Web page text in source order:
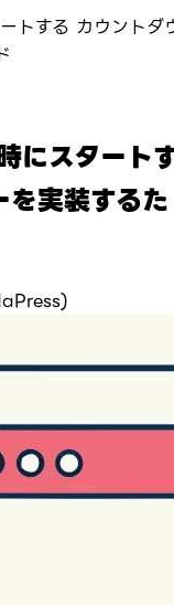
トする カウントダ
にスタート
実装するた